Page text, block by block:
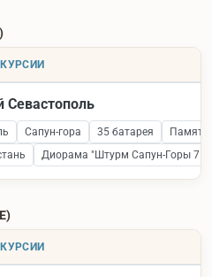
Севастополь
Сапун-гора 35 батарея
Диорама "Штурм Сапун-Горы 7